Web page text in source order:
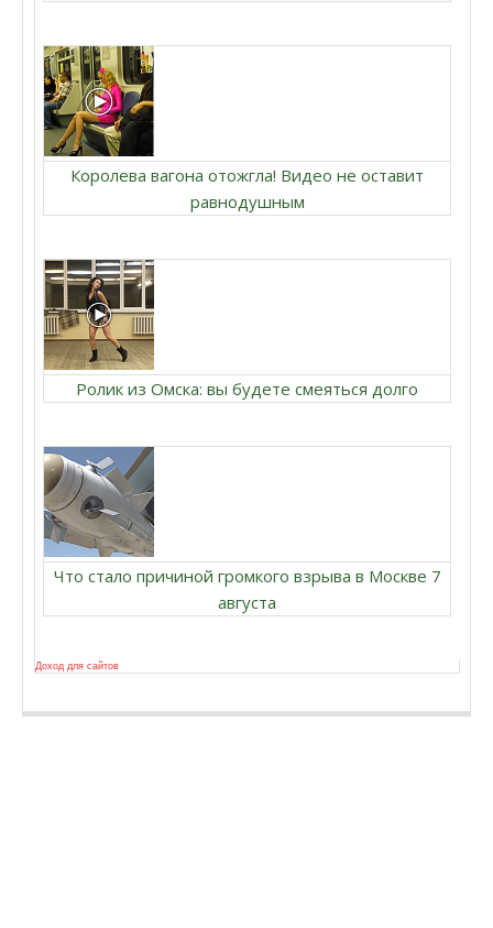
Королева вагона отожгла! Видео не оставит
равнодушным
Ролик из Омска: вы будете смеяться долго
Что стало причиной громкого взрыва в Москве 7
августа
Доход для сайтов